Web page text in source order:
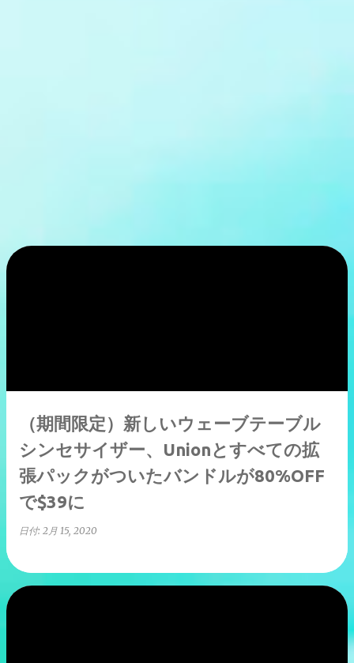
（期間限定）新しいウェーブテーブル
シンセサイザー、Unionとすべての拡
張パックがついたバンドルが80%OFF
で$39に
日付: 2月 15, 2020